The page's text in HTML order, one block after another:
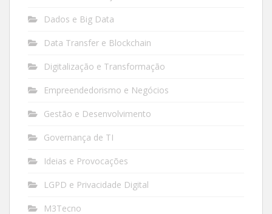
Dados e Big Data
Data Transfer e Blockchain
Digitalização e Transformação
Empreendedorismo e Negócios
Gestão e Desenvolvimento
Governança de TI
Ideias e Provocações
LGPD e Privacidade Digital
M3Tecno